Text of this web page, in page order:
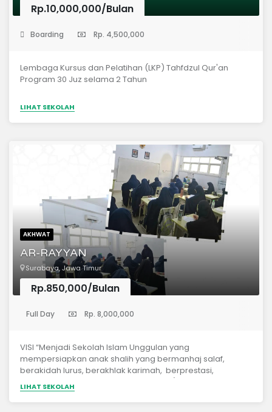
Rp.10,000,000/Bulan
Boarding Rp. 4,500,000
Lembaga Kursus dan Pelatihan (LKP) Tahfdzul Qur'an
Program 30 Juz selama 2 Tahun
LIHAT SEKOLAH
AKHWAT
AR-RAYYAN
Surabaya, Jawa Timur
Rp.850,000/Bulan
Full Day Rp. 8,000,000
VISI “Menjadi Sekolah Islam Unggulan yang
mempersiapkan anak shalih yang bermanhaj salaf,
berakidah lurus, berakhlak karimah, berprestasi,
terampil, dan peduli lingkungan.” MISI 1) Membimbing
anak ta’at kepada Allah dan RasulNya dan cinta
kebenaran;2) Menumbuhkan semangat beribadah, ikhlas,
LIHAT SEKOLAH